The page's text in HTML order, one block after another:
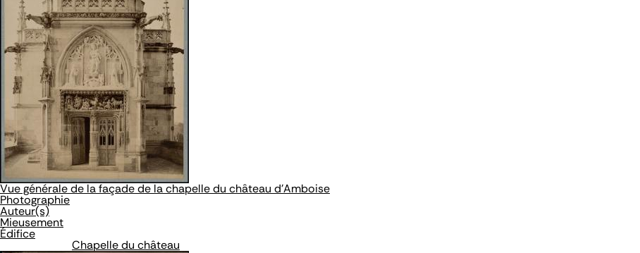
Vue générale de la façade de la chapelle du château d'Amboise
Photographie
Auteur(s)
Mieusement
Édifice
Chapelle du château